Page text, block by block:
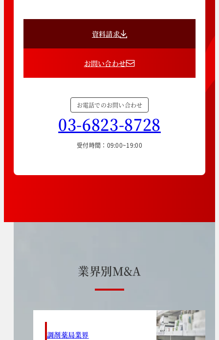
資料請求
お問い合わせ
お電話でのお問い合わせ
03-6823-8728
受付時間：09:00~19:00
業界別M&A
調剤薬局業界